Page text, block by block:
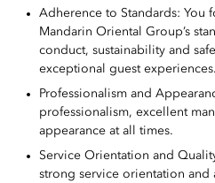
Adherence to Standards: You
Mandarin Oriental Group’s
conduct, sustainability and
exceptional guest experiences.
Professionalism and
professionalism, excellent
appearance at all times.
Service Orientation and
strong service orientation